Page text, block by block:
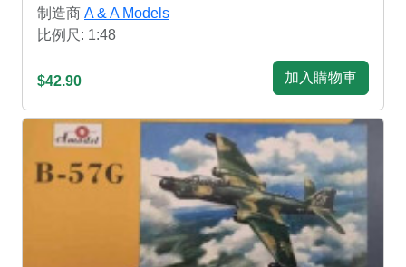
制造商 A & A Models
比例尺: 1:48
$42.90 加入購物車